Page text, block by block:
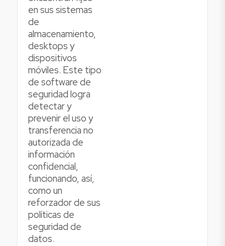
en sus sistemas
de
almacenamiento,
desktops y
dispositivos
móviles. Este tipo
de software de
seguridad logra
detectar y
prevenir el uso y
transferencia no
autorizada de
información
confidencial,
funcionando, así,
como un
reforzador de sus
políticas de
seguridad de
datos.